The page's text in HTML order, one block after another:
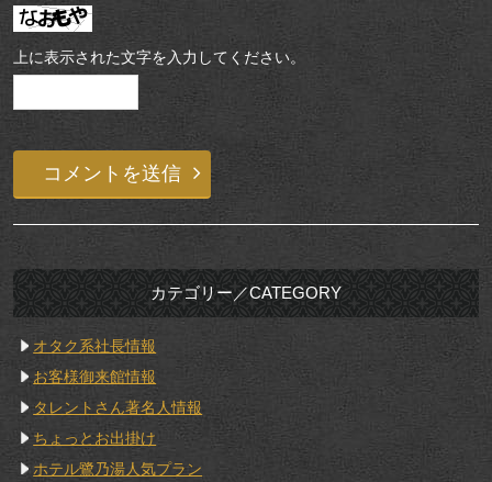
上に表示された文字を入力してください。
カテゴリー／CATEGORY
オタク系社長情報
お客様御来館情報
タレントさん著名人情報
ちょっとお出掛け
ホテル鷺乃湯人気プラン